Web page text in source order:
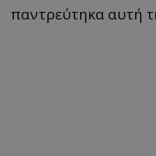
παντρεύτηκα αυτή